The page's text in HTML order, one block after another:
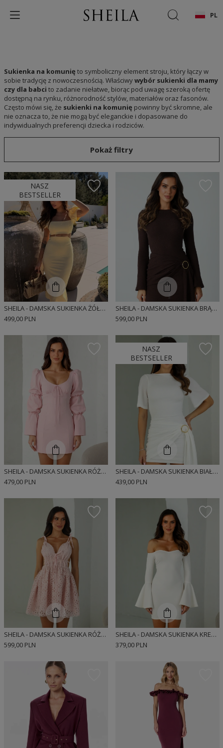
PL
Sukienka na komunię to symboliczny element stroju, który łączy w
sobie tradycję z nowoczesnością. Właściwywybór sukienki dla mamy
czy dla babci to zadanie niełatwe, biorąc pod uwagę szeroką ofertę
dostępną na rynku, różnorodność stylów, materiałów oraz fasonów.
Często mówi się, że sukienki na komunię powinny być skromne, ale
nie oznacza to, że nie mogą być eleganckie i dopasowane do
indywidualnych preferencji dziecka i rodziców.
Pokaż filtry
NASZ
BESTSELLER
SHEILA - DAMSKA SUKIENKA ŻÓŁTA Z BUFKAMI MIDI 'SOLEILA'
499,00 PLN
SHEILA - DAMSKA SUKIENKA BRĄZOWA Z DŁUGIM ROZKLOSZOWANYM RĘKAWEM MINI 'LUCYJA'
599,00 PLN
SHEILA - DAMSKA SUKIENKA RÓŻOWA MINI 'AISHA LIGHT PINK'
479,00 PLN
NASZ
BESTSELLER
SHEILA - DAMSKA SUKIENKA BIAŁA Z KRÓTKIM RĘKAWEM MINI 'JOLIE'
439,00 PLN
SHEILA - DAMSKA SUKIENKA RÓŻOWA W KWIATY Z PRZEZROCZYSTYMI ELEMENTAMI MINI 'ESTELLE'
599,00 PLN
SHEILA - DAMSKA SUKIENKA KREMOWA ELEGANCKA DOPASOWANA 'DASTI CREAM'
379,00 PLN